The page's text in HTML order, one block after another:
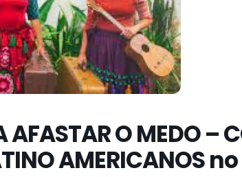
AFASTAR O MEDO –
AMERICANOS